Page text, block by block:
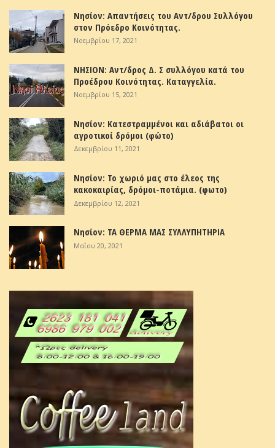
Νησίον: Απαντήσεις του Αντ/δρου Συλλόγου
στον Πρόεδρο Κοινότητας.
Νοεμβρίου 17, 2021
ΝΗΣΙΟΝ: Αντ/δρος Δ. Σ συλλόγου κατά του
Προέδρου Κοινότητας. Καταγγελία.
Νοεμβρίου 15, 2021
Νησίον: Κατεστραμμένοι και αδιάβατοι οι
αγροτικοί δρόμοι (φώτο)
Δεκεμβρίου 11, 2021
Νησίον: Το χωριό μας στο έλεος της
κακοκαιρίας, δρόμοι-ποτάμια. (φωτο)
Δεκεμβρίου 12, 2021
Νησίον: ΤΑ ΘΕΡΜΑ ΜΑΣ ΣΥΛΛΥΠΗΤΗΡΙΑ
Μαΐου 20, 2021